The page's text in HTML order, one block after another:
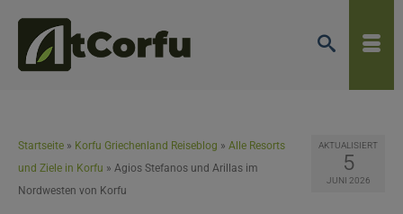
AKTUALISIERT
5
JUNI 2026
Startseite » Korfu Griechenland Reiseblog » Alle Resorts
und Ziele in Korfu » Agios Stefanos und Arillas im
Nordwesten von Korfu